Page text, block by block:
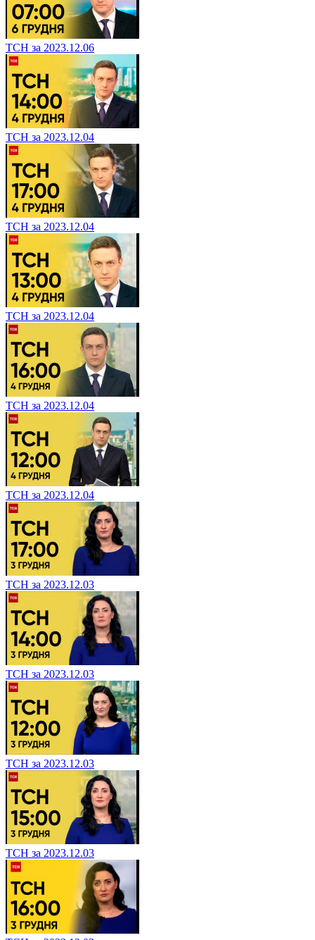
ТСН за 2023.12.06
ТСН за 2023.12.04
ТСН за 2023.12.04
ТСН за 2023.12.04
ТСН за 2023.12.04
ТСН за 2023.12.04
ТСН за 2023.12.03
ТСН за 2023.12.03
ТСН за 2023.12.03
ТСН за 2023.12.03